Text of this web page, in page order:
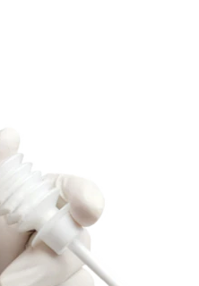
Platzierung